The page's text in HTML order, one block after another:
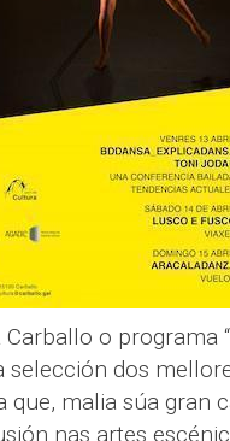
Carballo o programa
selección dos
que, malia súa gran
nas artes